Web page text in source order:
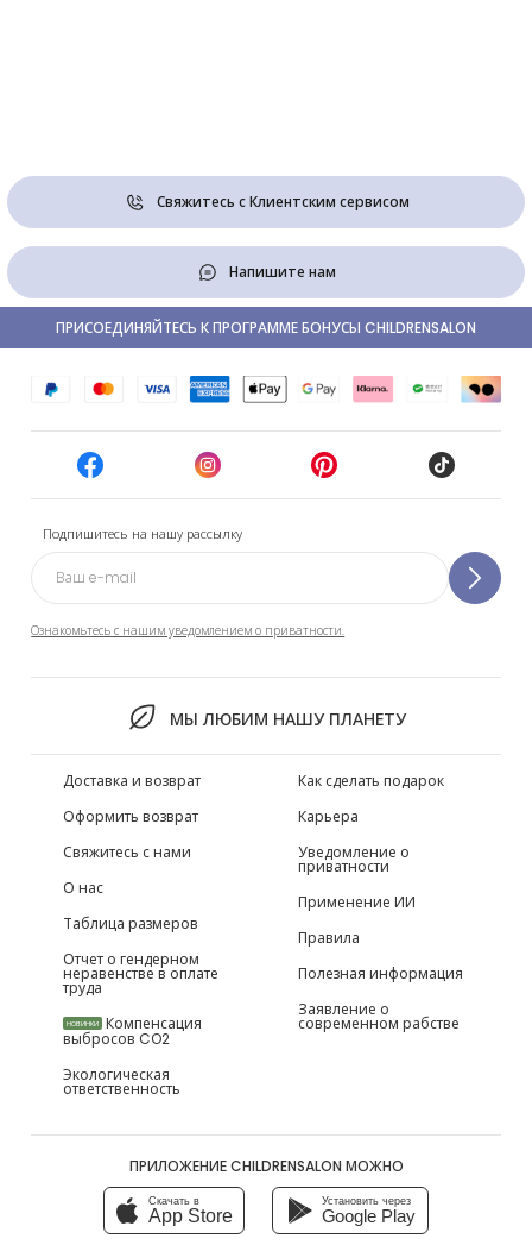
Свяжитесь с Клиентским сервисом
Напишите нам
Подпишитесь на нашу рассылку
Ознакомьтесь с нашим уведомлением о приватности.
МЫ ЛЮБИМ НАШУ ПЛАНЕТУ
ПРИСОЕДИНЯЙТЕСЬ К ПРОГРАММЕ БОНУСЫ CHILDRENSALON
Доставка и возврат
Оформить возврат
Свяжитесь с нами
О нас
Таблица размеров
Отчет о гендерном
неравенстве в оплате
труда
НОВИНКИ Компенсация
выбросов CO2
Экологическая
ответственность
Как сделать подарок
Карьера
Уведомление о
приватности
Применение ИИ
Правила
Полезная информация
Заявление о
современном рабстве
ПРИЛОЖЕНИЕ CHILDRENSALON МОЖНО
Скачать в
App Store
Установить через
Google Play